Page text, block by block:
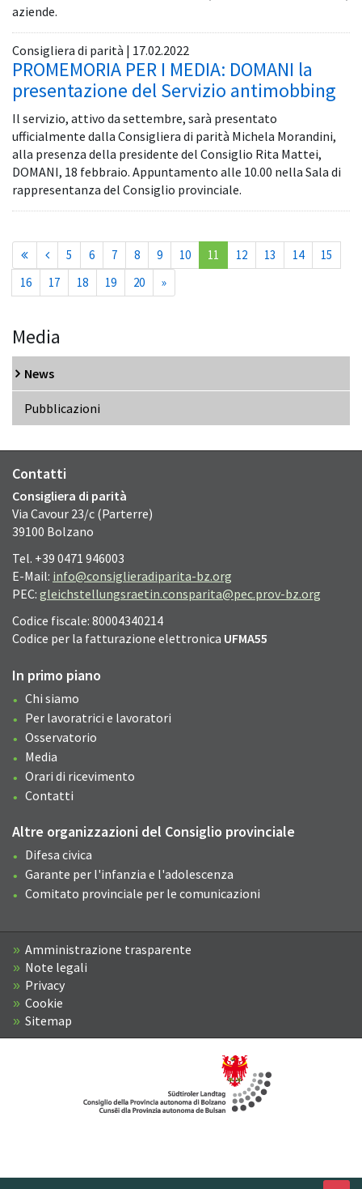
aziende.
Consigliera di parità | 17.02.2022
PROMEMORIA PER I MEDIA: DOMANI la
presentazione del Servizio antimobbing
Il servizio, attivo da settembre, sarà presentato
ufficialmente dalla Consigliera di parità Michela Morandini,
alla presenza della presidente del Consiglio Rita Mattei,
DOMANI, 18 febbraio. Appuntamento alle 10.00 nella Sala di
rappresentanza del Consiglio provinciale.
5 6 7 8 9 10 11 (current)
12 13 14
15
16
17 18 19 20 »
Media
News
Pubblicazioni
Contatti
Consigliera di parità
Via Cavour 23/c (Parterre)
39100 Bolzano
Tel. +39 0471 946003
E-Mail: info@consiglieradiparita-bz.org
PEC: gleichstellungsraetin.consparita@pec.prov-bz.org
Codice fiscale: 80004340214
Codice per la fatturazione elettronica UFMA55
In primo piano
Chi siamo
Per lavoratrici e lavoratori
Osservatorio
Media
Orari di ricevimento
Contatti
Altre organizzazioni del Consiglio provinciale
Difesa civica
Garante per l'infanzia e l'adolescenza
Comitato provinciale per le comunicazioni
Amministrazione trasparente
Note legali
Privacy
Cookie
Sitemap